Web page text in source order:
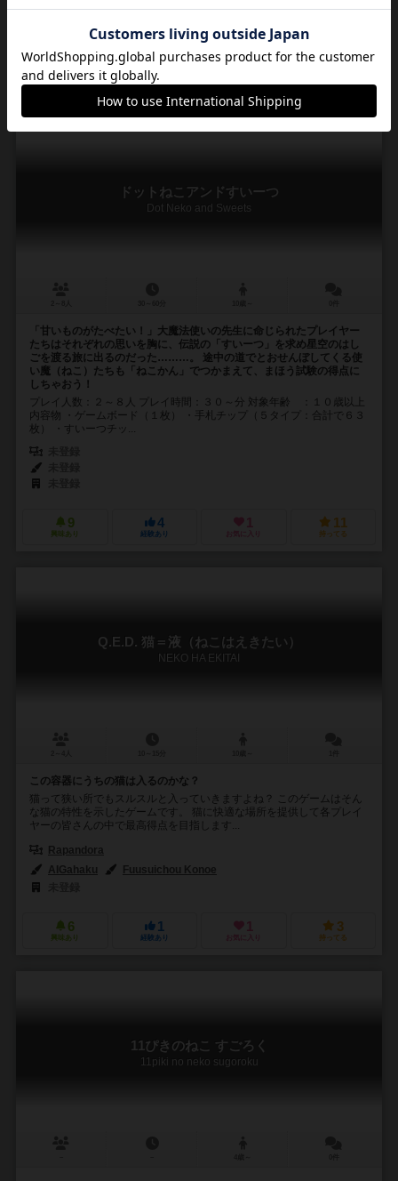
渡辺 コースケ（Kosuke Watanabe）
深海水族館（Shinkai Suizokukan）
1
興味あり
2
経験あり お気に入り 持ってる
ドットねこアンドすいーつ
Dot Neko and Sweets
「甘いものがたべたい！」大魔法使いの先生に命じられたプレイヤー
たちはそれぞれの思いを胸に、伝説の「すいーつ」を求め星空のはし
ごを渡る旅に出るのだった………。 途中の道でとおせんぼしてくる使
い魔（ねこ）たちも「ねこかん」でつかまえて、まほう試験の得点に
しちゃおう！
プレイ人数：２～８人 プレイ時間：３０～分 対象年齢 ：１０歳以上
内容物 ・ゲームボード（１枚） ・手札チップ（５タイプ：合計で６３
枚） ・すいーつチッ...
9
興味あり
4
経験あり
1
お気に入り
11
持ってる
Q.E.D. 猫＝液（ねこはえきたい）
NEKO HA EKITAI
この容器にうちの猫は入るのかな？
猫って狭い所でもスルスルと入っていきますよね？ このゲームはそん
な猫の特性を示したゲームです。 猫に快適な場所を提供して各プレイ
ヤーの皆さんの中で最高得点を目指します...
Rapandora
AIGahaku
Fuusuichou Konoe
6
興味あり
1
経験あり
1
お気に入り
3
持ってる
11ぴきのねこ すごろく
11piki no neko sugoroku